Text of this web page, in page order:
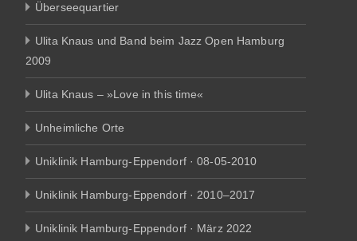
Überseequartier
Ulita Knaus und Band beim Jazz Open Hamburg
2009
Ulita Knaus – »Love in this time«
Unheimliche Orte
Uniklinik Hamburg-Eppendorf · 08-05-2010
Uniklinik Hamburg-Eppendorf · 2010–2017
Uniklinik Hamburg-Eppendorf · März 2022